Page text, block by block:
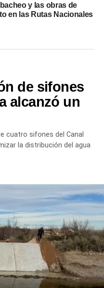
y las obras de
en las Rutas Nacionales
de sifones
alcanzó un
cuatro sifones del Canal
la distribución del agua